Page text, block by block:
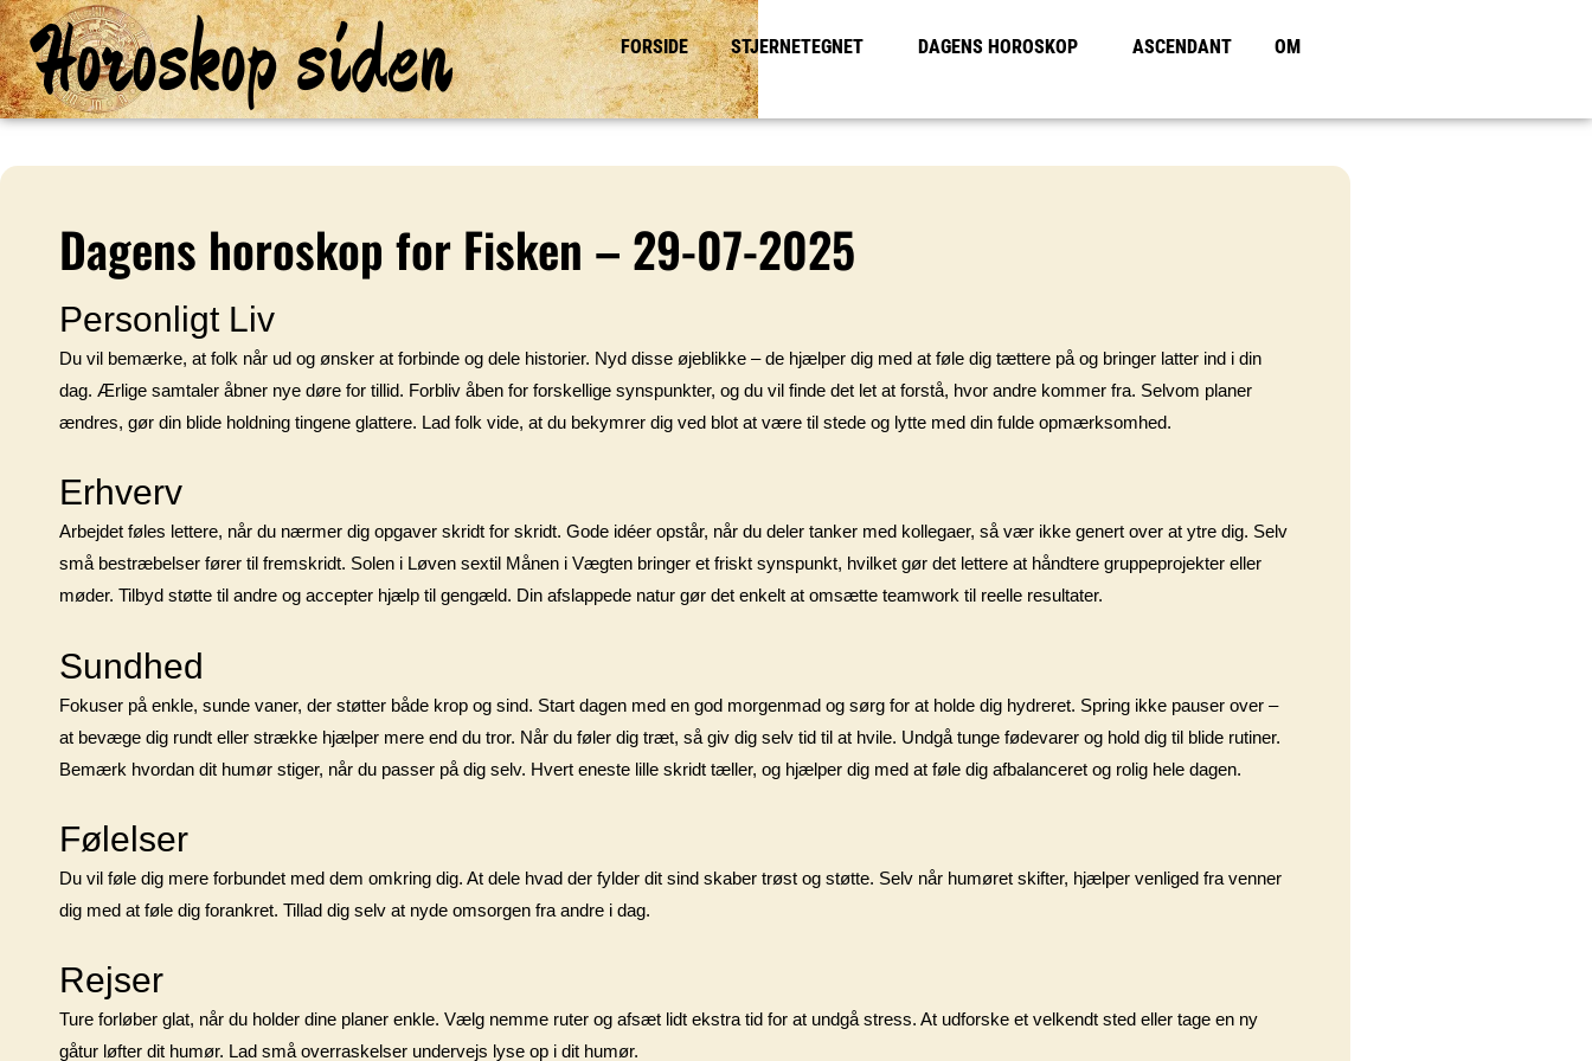
Horoskop siden FORSIDE STJERNETEGNET DAGENS HOROSKOP ASCENDANT OM
Dagens horoskop for Fisken – 29-07-2025
Personligt Liv
Du vil bemærke, at folk når ud og ønsker at forbinde og dele historier. Nyd disse øjeblikke – de hjælper dig med at føle dig tættere på og bringer latter ind i din
dag. Ærlige samtaler åbner nye døre for tillid. Forbliv åben for forskellige synspunkter, og du vil finde det let at forstå, hvor andre kommer fra. Selvom planer
ændres, gør din blide holdning tingene glattere. Lad folk vide, at du bekymrer dig ved blot at være til stede og lytte med din fulde opmærksomhed.
Erhverv
Arbejdet føles lettere, når du nærmer dig opgaver skridt for skridt. Gode idéer opstår, når du deler tanker med kollegaer, så vær ikke genert over at ytre dig. Selv
små bestræbelser fører til fremskridt. Solen i Løven sextil Månen i Vægten bringer et friskt synspunkt, hvilket gør det lettere at håndtere gruppeprojekter eller
møder. Tilbyd støtte til andre og accepter hjælp til gengæld. Din afslappede natur gør det enkelt at omsætte teamwork til reelle resultater.
Sundhed
Fokuser på enkle, sunde vaner, der støtter både krop og sind. Start dagen med en god morgenmad og sørg for at holde dig hydreret. Spring ikke pauser over –
at bevæge dig rundt eller strække hjælper mere end du tror. Når du føler dig træt, så giv dig selv tid til at hvile. Undgå tunge fødevarer og hold dig til blide rutiner.
Bemærk hvordan dit humør stiger, når du passer på dig selv. Hvert eneste lille skridt tæller, og hjælper dig med at føle dig afbalanceret og rolig hele dagen.
Følelser
Du vil føle dig mere forbundet med dem omkring dig. At dele hvad der fylder dit sind skaber trøst og støtte. Selv når humøret skifter, hjælper venliged fra venner
dig med at føle dig forankret. Tillad dig selv at nyde omsorgen fra andre i dag.
Rejser
Ture forløber glat, når du holder dine planer enkle. Vælg nemme ruter og afsæt lidt ekstra tid for at undgå stress. At udforske et velkendt sted eller tage en ny
gåtur løfter dit humør. Lad små overraskelser undervejs lyse op i dit humør.